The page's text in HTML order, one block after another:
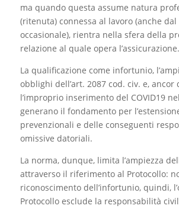
ma quando questa assume natura
(ritenuta) connessa al lavoro (anche dal
occasionale), rientra nella sfera della
relazione al quale opera l’assicurazione.
La qualificazione come infortunio,
obblighi dell’art. 2087 cod. civ. e, ancor
l’improprio inserimento del COVID19
generano il fondamento per
prevenzionali e delle conseguenti
omissive datoriali.
La norma, dunque, limita l’ampiezza
attraverso il riferimento al Protocollo:
riconoscimento dell’infortunio, quindi,
Protocollo esclude la responsabilità